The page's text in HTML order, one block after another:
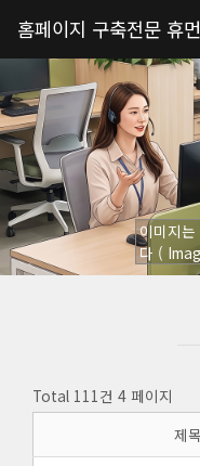
홈페이지 구축전문 휴
이미지
다 (
Total 111건 4 페이지
제목